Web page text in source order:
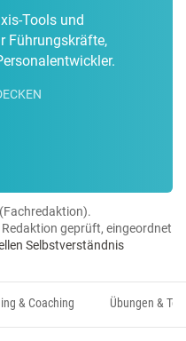
Tools und
Führungskräfte,
(Fachredaktion).
geprüft, eingeordnet
Selbstverständnis
& Coaching Übungen &